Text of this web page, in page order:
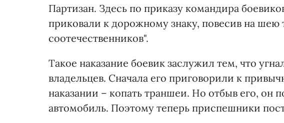
Партизан. Здесь по приказу командира
приковали к дорожному знаку, повесив на шею
соотечественников".
Такое наказание боевик заслужил тем, что
владельцев. Сначала его приговорили к
наказании – копать траншеи. Но отбыв его, он
автомобиль. Поэтому теперь приспешники